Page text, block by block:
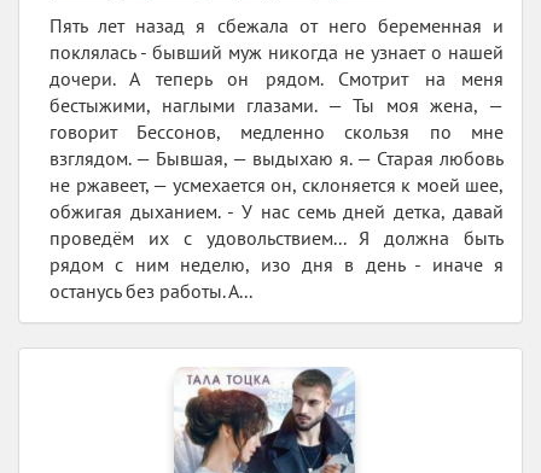
Пять лет назад я сбежала от него беременная и
поклялась - бывший муж никогда не узнает о нашей
дочери. А теперь он рядом. Смотрит на меня
бестыжими, наглыми глазами. — Ты моя жена, —
говорит Бессонов, медленно скользя по мне
взглядом. — Бывшая, — выдыхаю я. — Старая любовь
не ржавеет, — усмехается он, склоняется к моей шее,
обжигая дыханием. - У нас семь дней детка, давай
проведём их с удовольствием... Я должна быть
рядом с ним неделю, изо дня в день - иначе я
останусь без работы. А...